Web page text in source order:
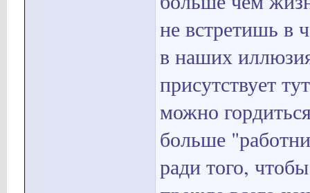
не встретишь в
в наших
присутствует
можно
больше
ради того,